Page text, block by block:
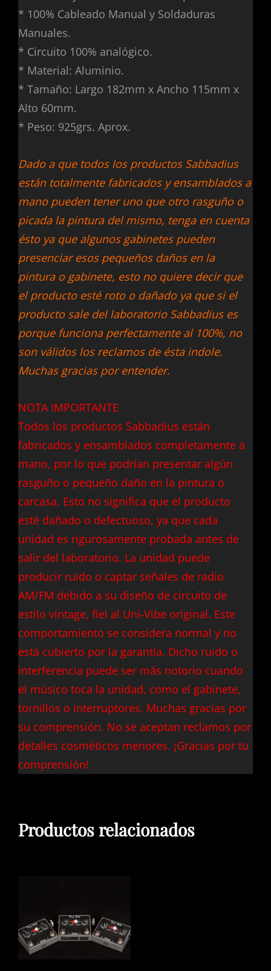
* 100% Cableado Manual y Soldaduras
Manuales.
* Circuito 100% analógico.
* Material: Aluminio.
* Tamaño: Largo 182mm x Ancho 115mm x
Alto 60mm.
* Peso: 925grs. Aprox.
Dado a que todos los productos Sabbadius
están totalmente fabricados y ensamblados a
mano pueden tener uno que otro rasguño o
picada la pintura del mismo, tenga en cuenta
ésto ya que algunos gabinetes pueden
presenciar esos pequeños daños en la
pintura o gabinete, esto no quiere decir que
el producto esté roto o dañado ya que si el
producto sale del laboratorio Sabbadius es
porque funciona perfectamente al 100%, no
son válidos los reclamos de ésta indole.
Muchas gracias por entender.
NOTA IMPORTANTE
Todos los productos Sabbadius están
fabricados y ensamblados completamente a
mano, por lo que podrían presentar algún
rasguño o pequeño daño en la pintura o
carcasa. Esto no significa que el producto
esté dañado o defectuoso, ya que cada
unidad es rigurosamente probada antes de
salir del laboratorio. La unidad puede
producir ruido o captar señales de radio
AM/FM debido a su diseño de circuito de
estilo vintage, fiel al Uni-Vibe original. Este
comportamiento se considera normal y no
está cubierto por la garantía. Dicho ruido o
interferencia puede ser más notorio cuando
el músico toca la unidad, como el gabinete,
tornillos o interruptores. Muchas gracias por
su comprensión. No se aceptan reclamos por
detalles cosméticos menores. ¡Gracias por tu
comprensión!
Productos relacionados